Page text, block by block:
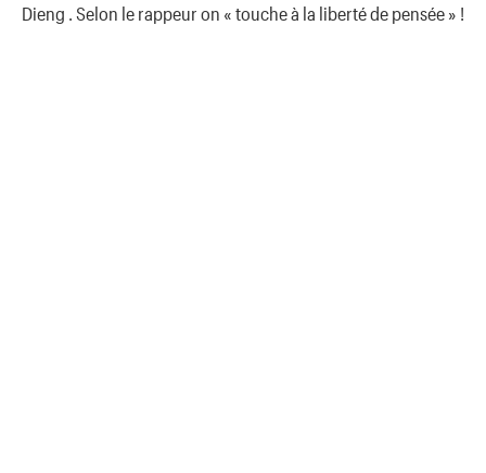
Dieng . Selon le rappeur on « touche à la liberté de pensée » !